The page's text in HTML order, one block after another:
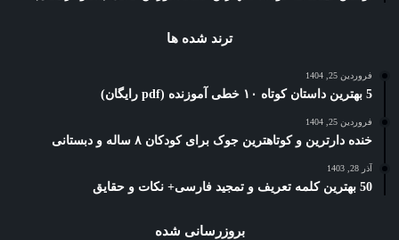
ترند شده ها
فروردین 25, 1404
5 بهترین داستان کوتاه ۱۰ خطی آموزنده (pdf رایگان)
فروردین 25, 1404
خنده دارترین و کوتاهترین جوک برای کودکان ۸ ساله و دبستانی
آذر 28, 1403
50 بهترین کلمه تعریف و تمجید فارسی+ نکات و حقایق
بروزرسانی شده